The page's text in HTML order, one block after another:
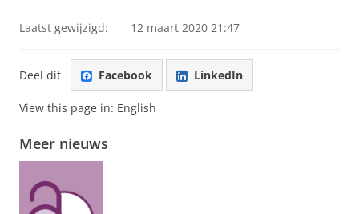
Laatst gewijzigd: 12 maart 2020 21:47
Deel dit Facebook LinkedIn
View this page in: English
Meer nieuws